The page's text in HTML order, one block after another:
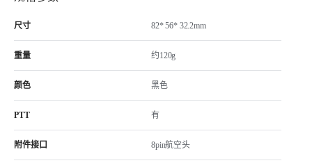
尺寸 82* 56* 32.2mm
重量 约120g
颜色 黑色
PTT 有
附件接口 8pin航空头